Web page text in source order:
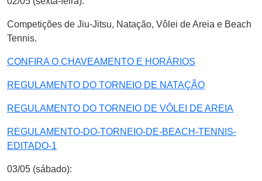
Competições de Jiu-Jitsu, Natação, Vôlei de Areia e Beach
Tennis.
CONFIRA O CHAVEAMENTO E HORÁRIOS
REGULAMENTO DO TORNEIO DE NATAÇÃO
REGULAMENTO DO TORNEIO DE VÔLEI DE AREIA
REGULAMENTO-DO-TORNEIO-DE-BEACH-TENNIS-
EDITADO-1
03/05 (sábado):